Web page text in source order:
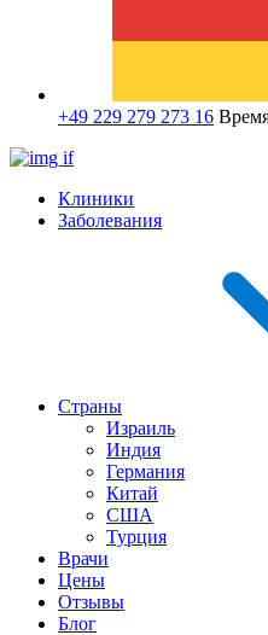
+49 229 279 273 16
Клиники
Заболевания
Страны
Израиль
Индия
Германия
Китай
США
Турция
Врачи
Цены
Отзывы
Блог